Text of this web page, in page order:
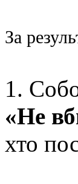
За
1.
«Не
хто